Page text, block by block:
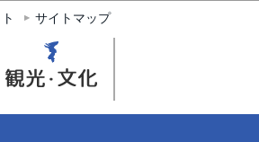
サイトマップ